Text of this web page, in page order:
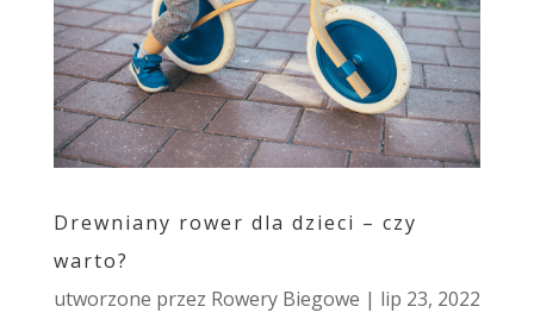
Drewniany rower dla dzieci – czy
warto?
utworzone przez Rowery Biegowe | lip 23, 2022